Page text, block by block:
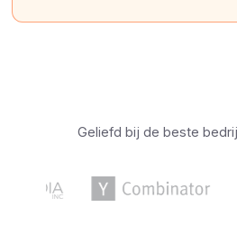
Geliefd bij de beste